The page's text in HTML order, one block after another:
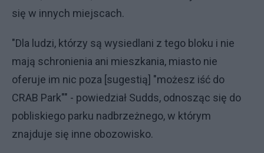
się w innych miejscach.
"Dla ludzi, którzy są wysiedlani z tego bloku i nie
mają schronienia ani mieszkania, miasto nie
oferuje im nic poza [sugestią] "możesz iść do
CRAB Park"" - powiedział Sudds, odnosząc się do
pobliskiego parku nadbrzeżnego, w którym
znajduje się inne obozowisko.